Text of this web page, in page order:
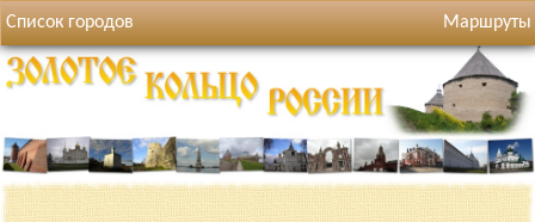
Список городов Маршруты